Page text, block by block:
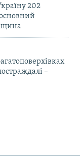
202
–